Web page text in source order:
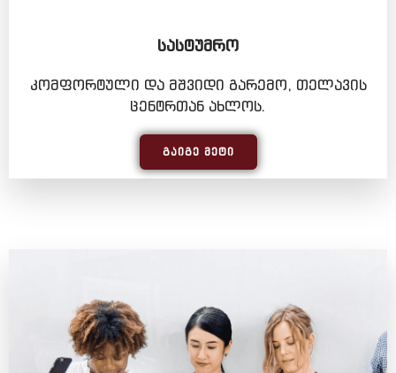
ᲡᲐᲡᲢᲣᲛᲠᲝ
კომფორტული და მშვიდი გარემო, თელავის
ცენტრთან ახლოს.
ᲒᲐᲘᲒᲔ ᲛᲔᲢᲘ